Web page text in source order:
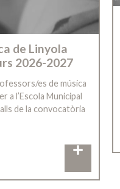
de Linyola
2026-2027
es de música
a l’Escola Municipal
de la convocatòria